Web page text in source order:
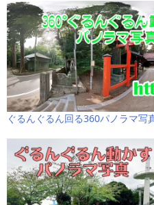
ぐるんぐるん回る360パノラマ写